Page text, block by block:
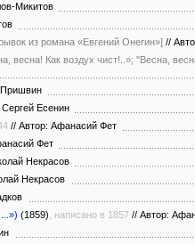
Микитов
из романа «Евгений Онегин»] //
весна! Как воздух чист!..»; "Весна,
Сергей Есенин
// Автор: Афанасий Фет
Фет
Некрасов
Некрасов
(1859) , написано в 1857 // Автор: